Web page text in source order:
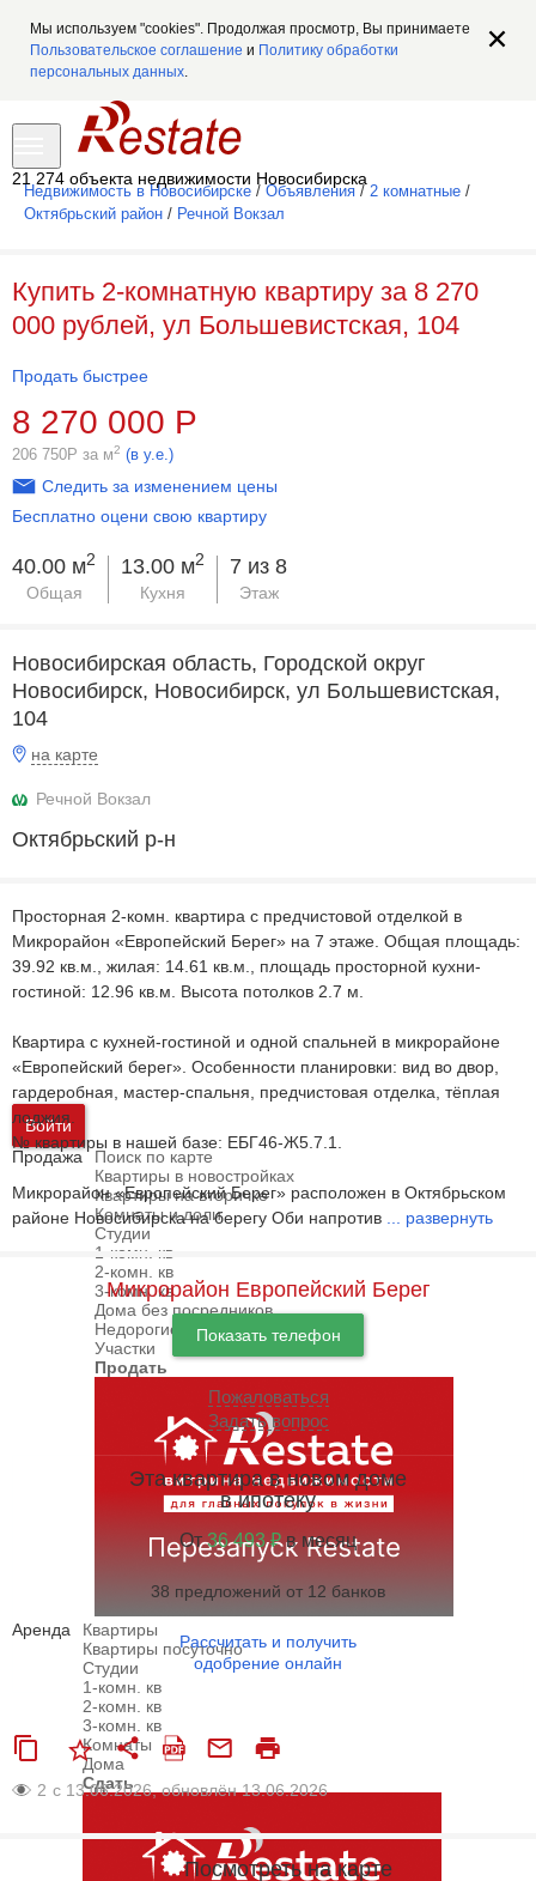
Мы используем "cookies". Продолжая просмотр, Вы принимаете
Пользовательское соглашение и Политику обработки
персональных данных.
21 274 объекта недвижимости Новосибирска
Войти
Продажа
Поиск по карте
Квартиры в новостройках
Квартиры на вторичке
Комнаты и доли
Студии
1-комн. кв
2-комн. кв
3-комн. кв
Дома без посредников
Недорогие дома
Участки
Продать
Аренда
Квартиры
Квартиры посуточно
Студии
1-комн. кв
2-комн. кв
3-комн. кв
Комнаты
Дома
Сдать
Недвижимость в Новосибирске / Объявления / 2 комнатные /
Октябрьский район / Речной Вокзал
Купить 2-комнатную квартиру за 8 270
000 рублей, ул Большевистская, 104
Продать быстрее
8 270 000 Р
206 750Р за м2 (в у.е.)
Следить за изменением цены
Бесплатно оцени свою квартиру
40.00 м2
Общая
13.00 м2
Кухня
7 из 8
Этаж
Новосибирская область, Городской округ
Новосибирск, Новосибирск, ул Большевистская,
104
на карте
Речной Вокзал
Октябрьский р-н
Просторная 2-комн. квартира с предчистовой отделкой в
Микрорайон «Европейский Берег» на 7 этаже. Общая площадь:
39.92 кв.м., жилая: 14.61 кв.м., площадь просторной кухни-
гостиной: 12.96 кв.м. Высота потолков 2.7 м.
Квартира с кухней-гостиной и одной спальней в микрорайоне
«Европейский берег». Особенности планировки: вид во двор,
гардеробная, мастер-спальня, предчистовая отделка, тёплая
лоджия.
№ квартиры в нашей базе: ЕБГ46-Ж5.7.1.
Микрорайон «Европейский Берег» расположен в Октябрьском
районе Новосибирска на берегу Оби напротив
развернуть
Микрорайон Европейский Берег
Показать телефон
Пожаловаться
Задать вопрос
Эта квартира в новом доме
в ипотеку
От36 493 ₽в месяц
38 предложений от 12 банков
Рассчитать и получить
одобрение онлайн
2 с 13.06.2026, обновлён 13.06.2026
Посмотреть на карте